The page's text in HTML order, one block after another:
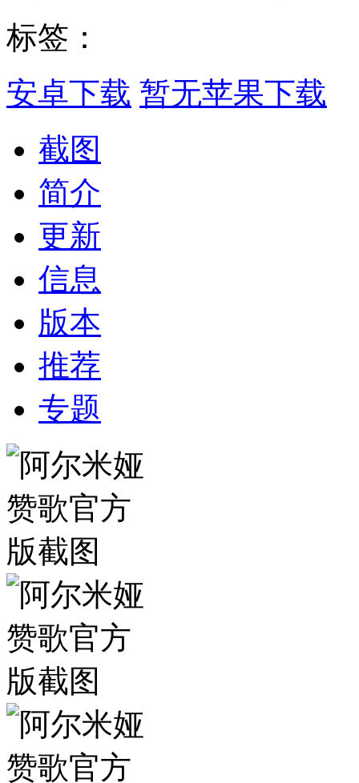
标签：
安卓下载 暂无苹果下载
截图
简介
更新
信息
版本
推荐
专题